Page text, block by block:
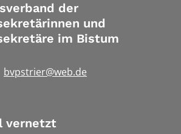
der
und
im Bistum
bvpstrier@web.de
vernetzt